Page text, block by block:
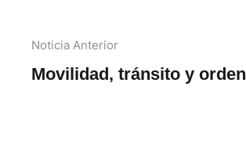
Noticia Anterior
Movilidad, tránsito y orden